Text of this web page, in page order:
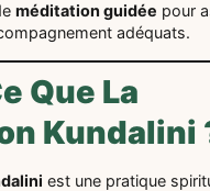
méditation guidée pour
adéquats.
Que La
Kundalini
est une pratique